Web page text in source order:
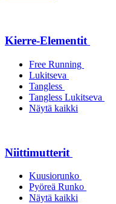
Kierre-Elementit
Free Running
Lukitseva
Tangless
Tangless Lukitseva
Näytä kaikki
Niittimutterit
Kuusiorunko
Pyöreä Runko
Näytä kaikki